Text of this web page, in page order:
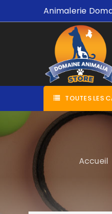
Animalerie
TOUTES LES
Accueil